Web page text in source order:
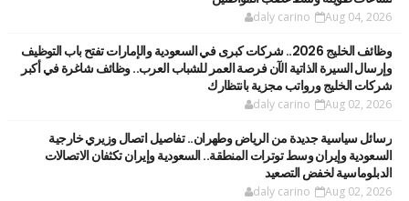
daly carino Aug 04, 2026
وظائف الخليج 2026.. شركات كبرى في السعودية والإمارات تفتح باب التوظيف
وإرسال السيرة الذاتية الآن فرصة العمر للشباب العرب.. وظائف شاغرة في أكبر
شركات الخليج ورواتب مجزية بانتظارك
daly carino Aug 02, 2026
رسائل سياسية جديدة من الرياض وطهران.. تفاصيل اتصال وزيري خارجية
السعودية وإيران وسط توترات المنطقة.. السعودية وإيران تكثفان الاتصالات
الدبلوماسية لخفض التصعيد
daly carino Aug 02, 2026